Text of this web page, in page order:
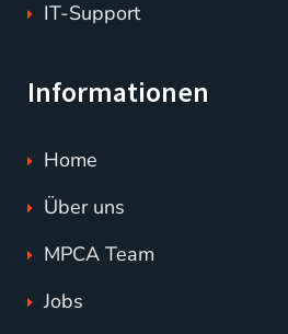
IT-Support
Informationen
Home
Über uns
MPCA Team
Jobs